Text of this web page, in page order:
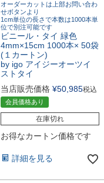
オーダーカットは上部お問い合わ
せボタンより
1cm単位の長さで本数は1000本単
位で別注可能です
ビニール・タイ 緑色
4mm×15cm 1000本× 50袋
(１カートン)
by igo アイジーオーツイ
ストタイ
当店販売価格 ¥50,985税込
会員価格あり
在庫切れ
お得なカートン価格です
詳細を見る